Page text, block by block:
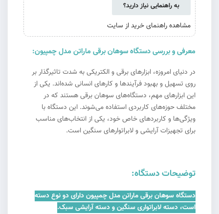
به راهنمایی نیاز دارید؟
مشاهده راهنمای خرید از سایت
معرفی و بررسی دستگاه سوهان برقی ماراتن مدل چمپیون:
در دنیای امروزه، ابزارهای برقی و الکتریکی به شدت تاثیرگذار بر
روی تسهیل و بهبود فرآیندها و کارهای انسانی شده‌اند. یکی از
این ابزارهای مهم، دستگاه‌های سوهان برقی هستند که در
مختلف حوزه‌های کاربردی استفاده می‌شوند. این دستگاه با
ویژگی‌ها و کاربردهای خاص خود، یکی از انتخاب‌های مناسب
برای تجهیزات آرایشی و لابراتوارهای سنگین است.
توضیحات دستگاه:
دستگاه سوهان برقی ماراتن مدل چمپیون دارای دو نوع دسته
است، دسته لابراتواری سنگین و دسته آرایشی سبک.